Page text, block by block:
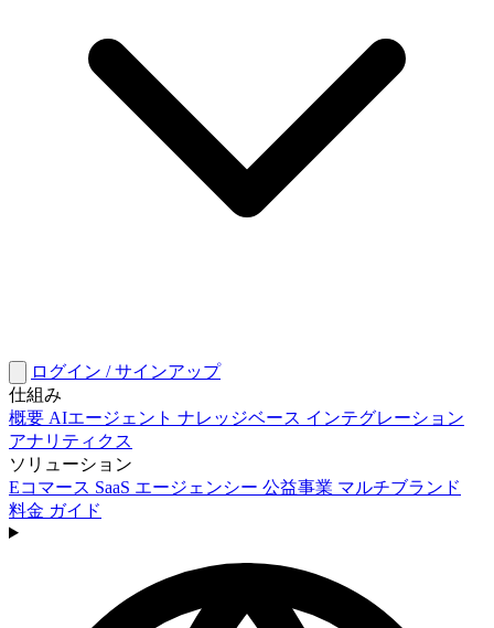
ログイン / サインアップ
仕組み
概要 AIエージェント ナレッジベース インテグレーション
アナリティクス
ソリューション
Eコマース SaaS エージェンシー 公益事業 マルチブランド
料金 ガイド